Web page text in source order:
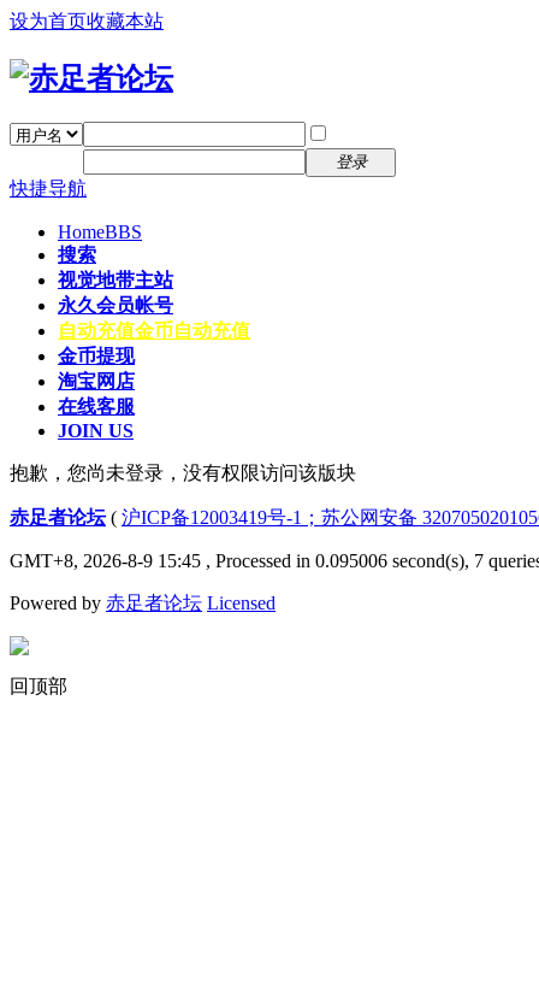
设为首页收藏本站
登录
快捷导航
HomeBBS
搜索
视觉地带主站
永久会员帐号
自动充值金币自动充值
金币提现
淘宝网店
在线客服
JOIN US
抱歉，您尚未登录，没有权限访问该版块
赤足者论坛( 沪ICP备12003419号-1；苏公网安备
GMT+8, 2026-8-9 15:45 , Processed in 0.095006 second(s), 7
Powered by 赤足者论坛 Licensed
回顶部